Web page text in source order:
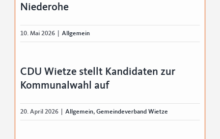
Niederohe
10. Mai 2026 Allgemein
CDU Wietze stellt Kandidaten zur
Kommunalwahl auf
20. April 2026 Allgemein, Gemeindeverband Wietze